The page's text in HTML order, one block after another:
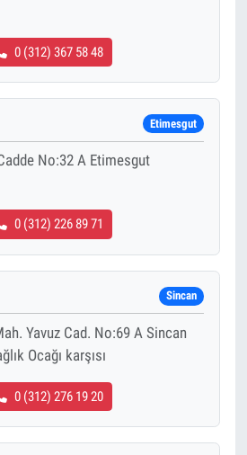
0 (312) 367 58 48
Etimesgut
No:32 A Etimesgut
0 (312) 226 89 71
Sincan
Yavuz Cad. No:69 A Sincan
Ocağı karşısı
0 (312) 276 19 20